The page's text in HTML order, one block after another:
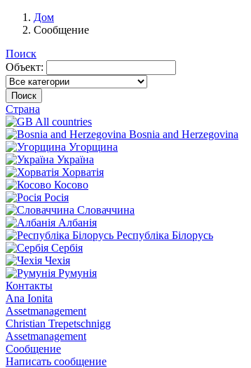
Дом
Сообщение
Поиск
Объект:
Поиск
Страна
All countries
Bosnia and Herzegovina
Угорщина
Україна
Хорватія
Косово
Росія
Словаччина
Албанія
Республіка Білорусь
Сербія
Чехія
Румунія
Контакты
Ana Ionita
Assetmanagement
Christian Trepetschnigg
Assetmanagement
Сообщение
Написать сообщение